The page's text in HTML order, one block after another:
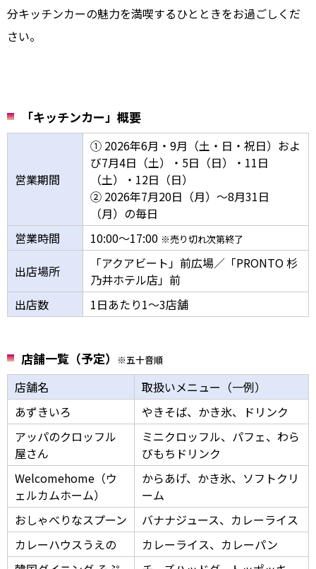
分キッチンカーの魅力を満喫するひとときをお過ごしくだ
さい。
「キッチンカー」概要
営業期間
① 2026年6月・9月（土・日・祝日）およ
び7月4日（土）・5日（日）・11日
（土）・12日（日）
② 2026年7月20日（月）～8月31日
（月）の毎日
営業時間
10:00～17:00 ※売り切れ次第終了
出店場所
「アクアビート」前広場／「PRONTO 杉
乃井ホテル店」前
出店数
1日あたり1～3店舗
店舗一覧（予定） ※五十音順
店舗名
取扱いメニュー（一例）
あずきいろ
やきそば、かき氷、ドリンク
アッパのクロッフル
屋さん
ミニクロッフル、パフェ、わら
びもちドリンク
Welcomehome（ウ
ェルカムホーム）
からあげ、かき氷、ソフトクリ
ーム
おしゃべりなスプーン
バナナジュース、カレーライス
カレーハウスうえの
カレーライス、カレーパン